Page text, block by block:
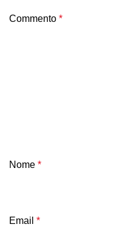
Commento *
Nome *
Email *